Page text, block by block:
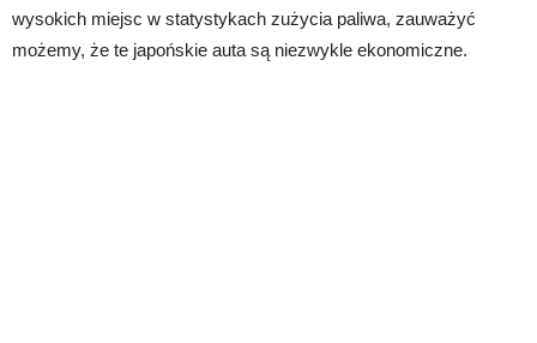
wysokich miejsc w statystykach zużycia paliwa, zauważyć
możemy, że te japońskie auta są niezwykle ekonomiczne.